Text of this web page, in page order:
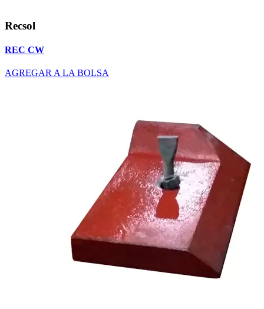
Recsol
REC CW
AGREGAR A LA BOLSA